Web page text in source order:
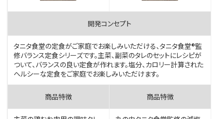
タニタ食堂の定食がご家庭でお楽しみいただける、タニタ食堂®監
修バランス定食シリーズです。主菜、副菜のタレのセットにレシピが
ついて、バランスの良い定食が作れます。塩分、カロリー計算された
ヘルシーな定食をご家庭でお楽しみいただけます。